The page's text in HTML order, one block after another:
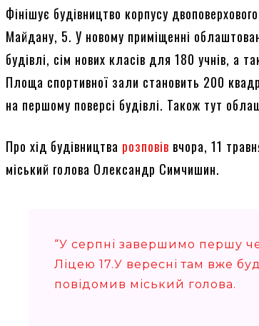
Фінішує будівництво корпусу
Майдану, 5. У новому приміщенні
будівлі, сім нових класів для 180 учнів, а
Площа спортивної зали становить 200
на першому поверсі будівлі. Також тут
Про хід будівництва розповів вчора, 11
міський голова Олександр Симчишин.
“У серпні завершимо першу
Ліцею 17.У вересні там вже
повідомив міський голова.